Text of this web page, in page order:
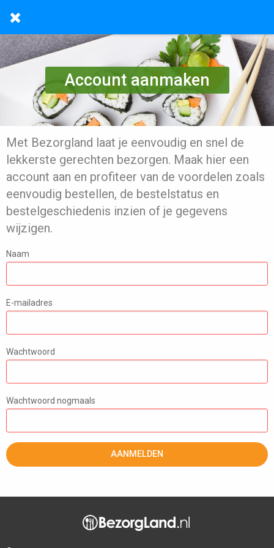
Account aanmaken
Met Bezorgland laat je eenvoudig en snel de
lekkerste gerechten bezorgen. Maak hier een
account aan en profiteer van de voordelen zoals
eenvoudig bestellen, de bestelstatus en
bestelgeschiedenis inzien of je gegevens
wijzigen.
Naam
E-mailadres
Wachtwoord
Wachtwoord nogmaals
AANMELDEN